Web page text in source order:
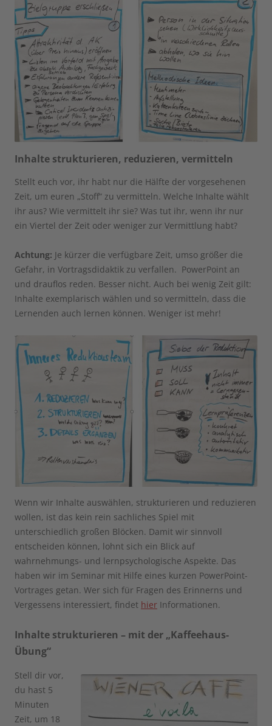
Inhalte strukturieren, reduzieren, vermitteln
Stellt euch vor, ihr habt nur die Hälfte der vorgesehenen
Zeit, um euren „Stoff“ zu vermitteln. Welche Inhalte wählt
ihr aus? Wie vermittelt ihr sie? Was tut ihr, wenn ihr nur
ein Viertel der Zeit oder weniger zur Vermittlung habt?
Achtung: Je kürzer die verfügbare Zeit, umso größer die
Gefahr, in Vortragsdidaktik zu verfallen. PowerPoint an
und drauflos reden. Besser nicht. Auch bei wenig Zeit gilt:
Inhalte exemplarisch wählen und so vermitteln, dass die
Lernenden auch lernen können. Weniger ist mehr!
Wenn wir Inhalte auswählen, strukturieren und reduzieren
wollen, ist das kein rein sachliches Spiel mit
unterschiedlich großen Blöcken. Damit wir sinnvoll
entscheiden können, lohnt sich ein Blick auf
wahrnehmungs- und lernpsychologische Aspekte. Das
haben wir im Seminar mit Hilfe eines kurzen PowerPoint-
Vortrages getan. Wer sich für Fragen des Erinnerns und
Vergessens interessiert, findet hier Informationen.
Inhalte strukturieren – mit der „Kaffeehaus-
Übung“
Stell dir vor,
du hast 5
Minuten
Zeit, um 18